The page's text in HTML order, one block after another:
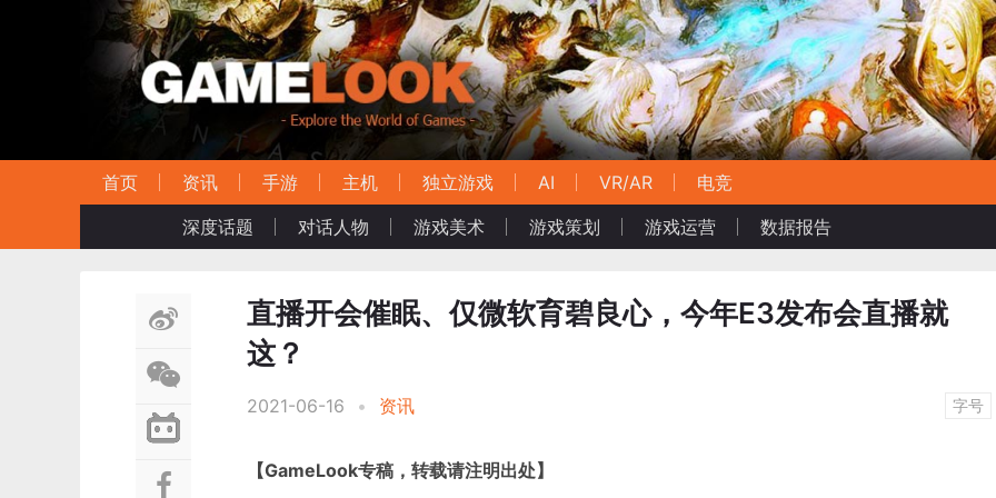
首页 资讯 手游 主机 独立游戏 AI VR/AR
电竞
深度话题
对话人物 游戏美术 游戏策划 游戏运营 数据报告
直播开会催眠、仅微软育碧良心，今年E3发布会直播就
这？
2021-06-16 • 资讯 字号
【GameLook专稿，转载请注明出处】